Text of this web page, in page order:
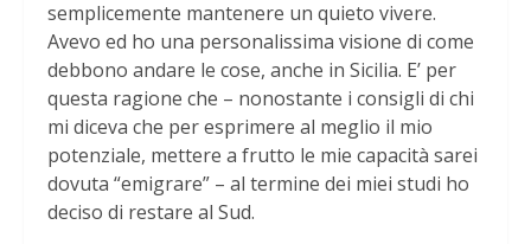
semplicemente mantenere un quieto vivere.
Avevo ed ho una personalissima visione di come
debbono andare le cose, anche in Sicilia. E’ per
questa ragione che – nonostante i consigli di chi
mi diceva che per esprimere al meglio il mio
potenziale, mettere a frutto le mie capacità sarei
dovuta “emigrare” – al termine dei miei studi ho
deciso di restare al Sud.